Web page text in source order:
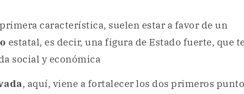
característica, suelen estar a favor de un
estatal, es decir, una figura de Estado fuerte, que
social y económica
, aquí, viene a fortalecer los dos primeros